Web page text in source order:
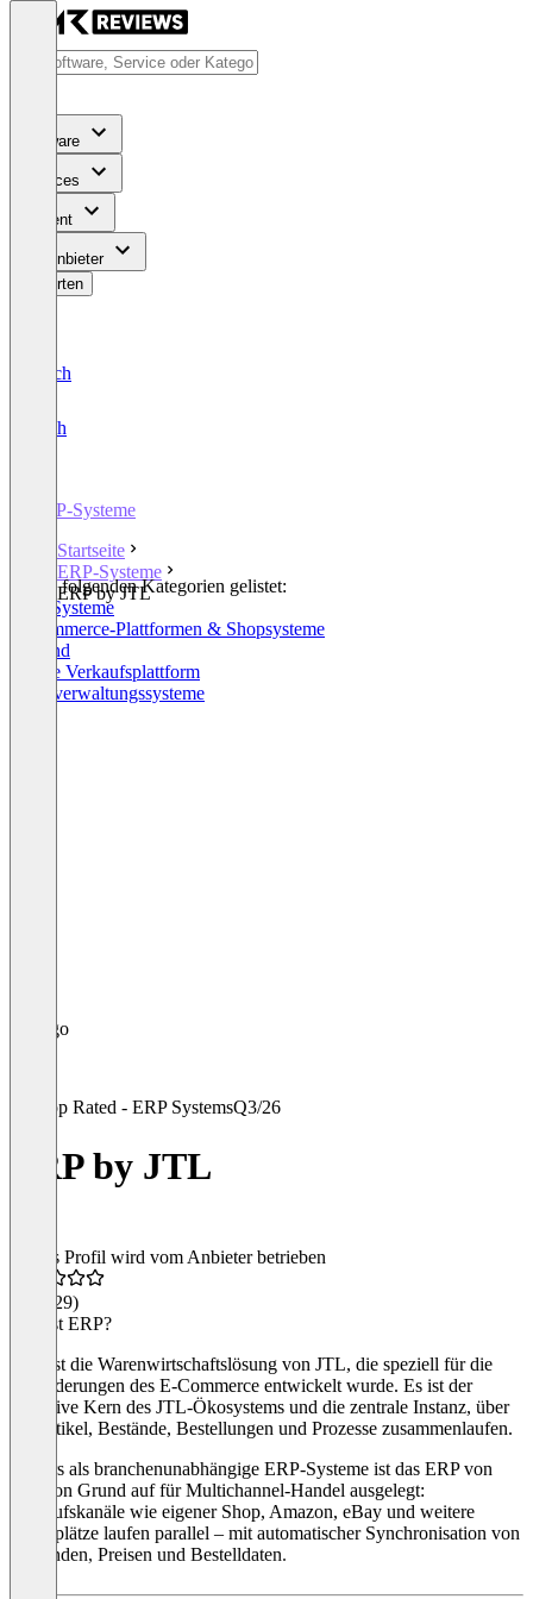
Software
Services
Content
Für Anbieter
Bewerten
Deutsch
English
ERP-Systeme
Startseite
ERP-Systeme
ERP by JTL
In den folgenden Kategorien gelistet:
ERP-Systeme
E-Commerce-Plattformen & Shopsysteme
Versand
Online Verkaufsplattform
Lagerverwaltungssysteme
Top Rated - ERP SystemsQ3/26
ERP by JTL
Dieses Profil wird vom Anbieter betrieben
(129)
Was ist ERP?
ERP ist die Warenwirtschaftslösung von JTL, die speziell für die
Anforderungen des E-Commerce entwickelt wurde. Es ist der
operative Kern des JTL-Ökosystems und die zentrale Instanz, über
die Artikel, Bestände, Bestellungen und Prozesse zusammenlaufen.
Anders als branchenunabhängige ERP-Systeme ist das ERP von
JTL von Grund auf für Multichannel-Handel ausgelegt:
Verkaufskanäle wie eigener Shop, Amazon, eBay und weitere
Marktplätze laufen parallel – mit automatischer Synchronisation von
Beständen, Preisen und Bestelldaten.